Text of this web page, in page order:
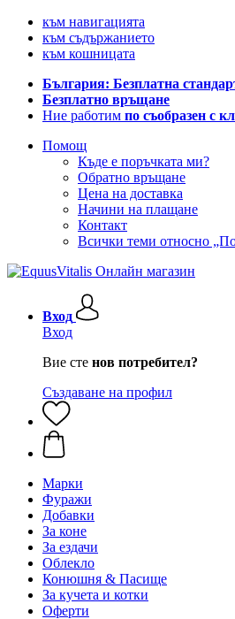
към навигацията
към съдържанието
към кошницата
България: Безплатна
Безплатно връщане
Ние работим по съобразен с
Помощ
Къде е поръчката ми?
Обратно връщане
Цена на доставка
Начини на плащане
Контакт
Всички теми относно
Вход
Вход
Вие сте нов потребител?
Създаване на профил
Марки
Фуражи
Добавки
За коне
За ездачи
Облекло
Конюшня & Пасище
За кучета и котки
Оферти